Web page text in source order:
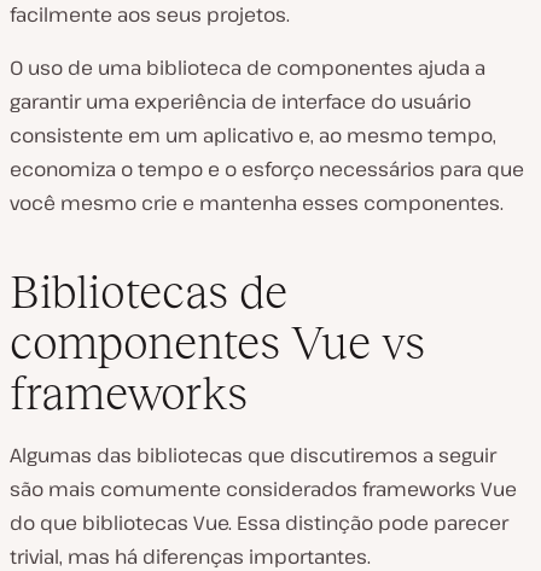
facilmente aos seus projetos.
O uso de uma biblioteca de componentes ajuda a
garantir uma experiência de interface do usuário
consistente em um aplicativo e, ao mesmo tempo,
economiza o tempo e o esforço necessários para que
você mesmo crie e mantenha esses componentes.
Bibliotecas de
componentes Vue vs
frameworks
Algumas das bibliotecas que discutiremos a seguir
são mais comumente considerados frameworks Vue
do que bibliotecas Vue. Essa distinção pode parecer
trivial, mas há diferenças importantes.